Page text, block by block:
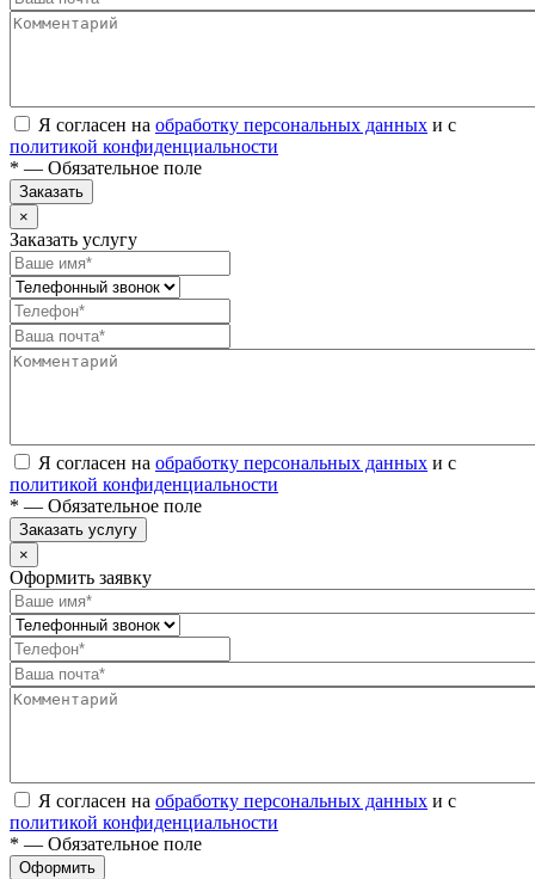
Я согласен на обработку персональных данных и с
политикой конфиденциальности
* — Обязательное поле
Заказать
×
Заказать услугу
Я согласен на обработку персональных данных и с
политикой конфиденциальности
* — Обязательное поле
Заказать услугу
×
Оформить заявку
Я согласен на обработку персональных данных и с
политикой конфиденциальности
* — Обязательное поле
Оформить